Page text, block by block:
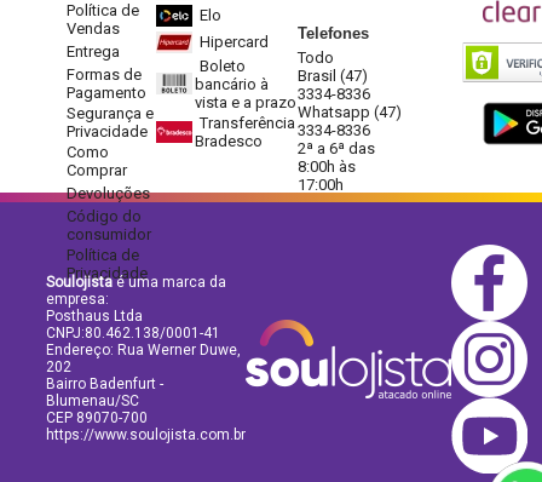
Política de
Vendas
Entrega
Formas de
Pagamento
Segurança e
Privacidade
Como
Comprar
Devoluções
Código do
consumidor
Política de
Privacidade
Elo
Hipercard
Boleto
bancário à
vista e a prazo
Transferência
Bradesco
Telefones
Todo
Brasil (47)
3334-8336
Whatsapp (47)
3334-8336
2ª a 6ª das
8:00h às
17:00h
Soulojistaé uma marca da
empresa:
Posthaus Ltda
CNPJ:80.462.138/0001-41
Endereço: Rua Werner Duwe,
202
Bairro Badenfurt -
Blumenau/SC
CEP 89070-700
https://www.soulojista.com.br